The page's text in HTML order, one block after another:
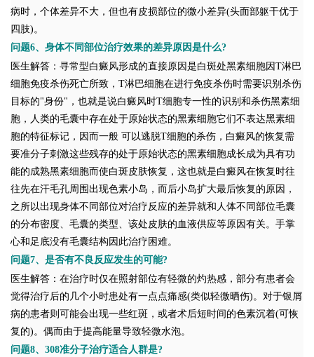
病时，个体差异不大，但也有皮损部位的微小差异(头面部躯干优于
四肢)。
问题6、身体不同部位治疗效果的差异原因是什么?
医生解答：寻常型白癜风形成的直接原因是白斑处黑素细胞因T淋巴
细胞免疫杀伤死亡所致，T淋巴细胞在进行免疫杀伤时需要识别杀伤
目标的"身份"，也就是说白癜风时T细胞专一性的识别和杀伤黑素细
胞，人类的毛囊中存在处于原始状态的黑素细胞它们不表达黑素细
胞的特征标记，因而一般 可以逃脱T细胞的杀伤，白癜风的恢复需
要准分子刺激这些残存的处于原始状态的黑素细胞成长成为具有功
能的成熟黑素细胞而使白斑皮肤恢复，这也就是白癜风在恢复时往
往先在汗毛孔周围出现色素小岛，而后小岛扩大最后恢复的原因，
之所以出现身体不同部位对治疗反应的差异就和人体不同部位毛囊
的分布密度、毛囊的类型、该处皮肤的血液供应等原因有关。手掌
心和足底没有毛囊结构因此治疗困难。
问题7、是否有不良反应发生的可能?
医生解答：在治疗时仅在照射部位有轻微的灼热感，部分有患者会
觉得治疗后的几个小时患处有一点点痛感(类似轻微晒伤)。对于银屑
病的患者则可能会出现一些红斑，或者术后短时间的色素沉着(可恢
复的)。偶而由于提高能量导致轻微水泡。
问题8、308准分子治疗适合人群是?